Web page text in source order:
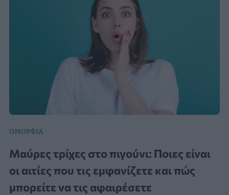
ΟΜΟΡΦΙΆ
Μαύρες τρίχες στο πιγούνι: Ποιες είναι
οι αιτίες που τις εμφανίζετε και πώς
μπορείτε να τις αφαιρέσετε